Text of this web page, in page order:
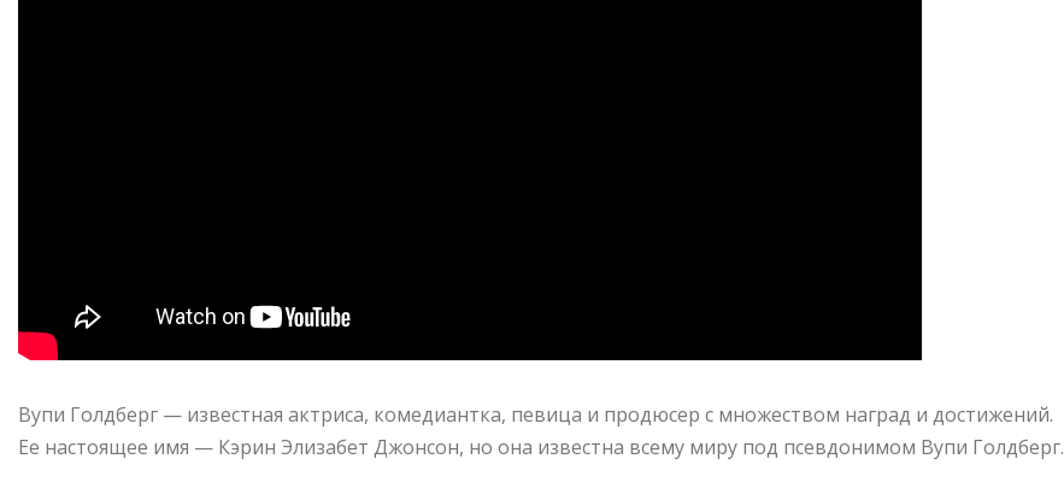
Вупи Голдберг — известная актриса, комедиантка, певица и продюсер с множеством наград и достижений.
Ее настоящее имя — Кэрин Элизабет Джонсон, но она известна всему миру под псевдонимом Вупи Голдберг.